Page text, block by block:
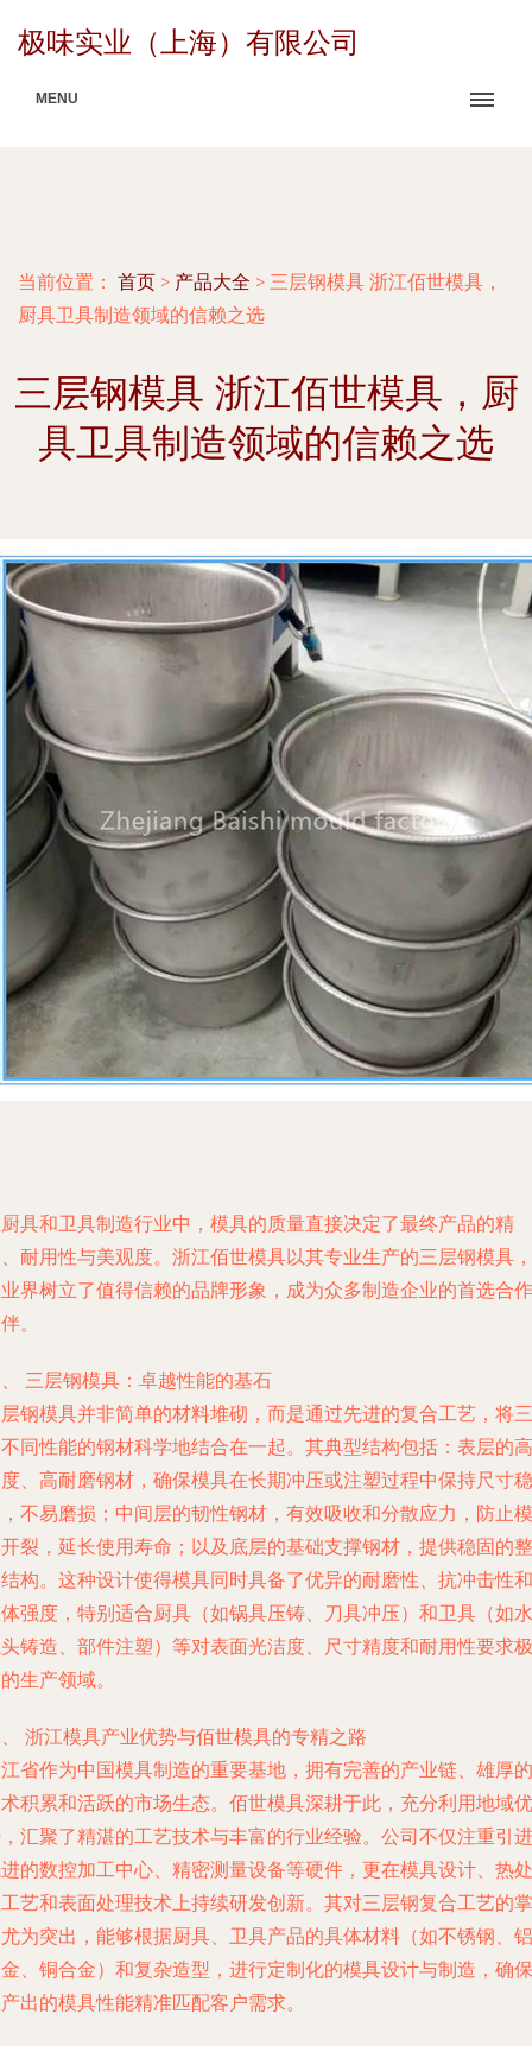
极味实业（上海）有限公司
MENU
当前位置： 首页 > 产品大全 > 三层钢模具 浙江佰世模具，
厨具卫具制造领域的信赖之选
三层钢模具 浙江佰世模具，厨
具卫具制造领域的信赖之选
具和卫具制造行业中，模具的质量直接决定了最终产品的精
耐用性与美观度。浙江佰世模具以其专业生产的三层钢模具，
界树立了值得信赖的品牌形象，成为众多制造企业的首选合作
。
三层钢模具：卓越性能的基石
钢模具并非简单的材料堆砌，而是通过先进的复合工艺，将三
同性能的钢材科学地结合在一起。其典型结构包括：表层的高
、高耐磨钢材，确保模具在长期冲压或注塑过程中保持尺寸稳
不易磨损；中间层的韧性钢材，有效吸收和分散应力，防止模
裂，延长使用寿命；以及底层的基础支撑钢材，提供稳固的整
构。这种设计使得模具同时具备了优异的耐磨性、抗冲击性和
强度，特别适合厨具（如锅具压铸、刀具冲压）和卫具（如水
铸造、部件注塑）等对表面光洁度、尺寸精度和耐用性要求极
生产领域。
浙江模具产业优势与佰世模具的专精之路
省作为中国模具制造的重要基地，拥有完善的产业链、雄厚的
积累和活跃的市场生态。佰世模具深耕于此，充分利用地域优
汇聚了精湛的工艺技术与丰富的行业经验。公司不仅注重引进
的数控加工中心、精密测量设备等硬件，更在模具设计、热处
艺和表面处理技术上持续研发创新。其对三层钢复合工艺的掌
为突出，能够根据厨具、卫具产品的具体材料（如不锈钢、铝
、铜合金）和复杂造型，进行定制化的模具设计与制造，确保
出的模具性能精准匹配客户需求。